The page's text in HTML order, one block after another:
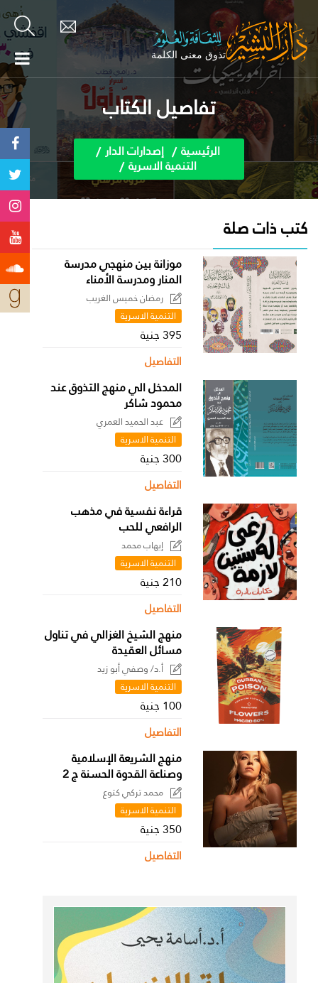
تفاصيل الكتاب
الرئيسية إصدارات الدار
التنمية الاسرية
كتب ذات صلة
موزانة بين منهجي مدرسة
المنار ومدرسة الأمناء
رمضان خميس الغريب
التنمية الاسرية
395 جنية
التفاصيل
المدخل الي منهج التذوق عند
محمود شاكر
عبد الحميد العمري
التنمية الاسرية
300 جنية
التفاصيل
قراءة نفسية في مذهب
الرافعي للحب
إيهاب محمد
التنمية الاسرية
210 جنية
التفاصيل
منهج الشيخ الغزالي في تناول
مسائل العقيدة
أ.د/ وصفي أبو زيد
التنمية الاسرية
100 جنية
التفاصيل
منهج الشريعة الإسلامية
وصناعة القدوة الحسنة ج 2
محمد تركي كتوع
التنمية الاسرية
350 جنية
التفاصيل